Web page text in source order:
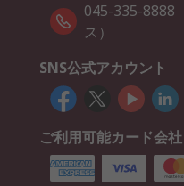
045-335-8888
ス）
SNS公式アカウント
ご利用可能カード会社